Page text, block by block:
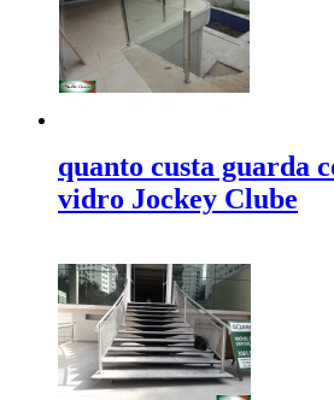
quanto custa guarda
vidro Jockey Clube